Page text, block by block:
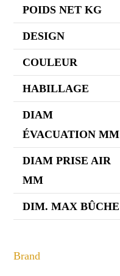
POIDS NET KG
DESIGN
COULEUR
HABILLAGE
DIAM
ÉVACUATION MM
DIAM PRISE AIR
MM
DIM. MAX BÛCHE
Brand